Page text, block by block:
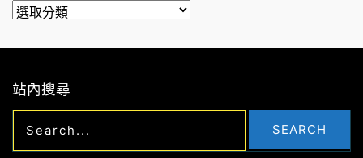
分
站內搜尋